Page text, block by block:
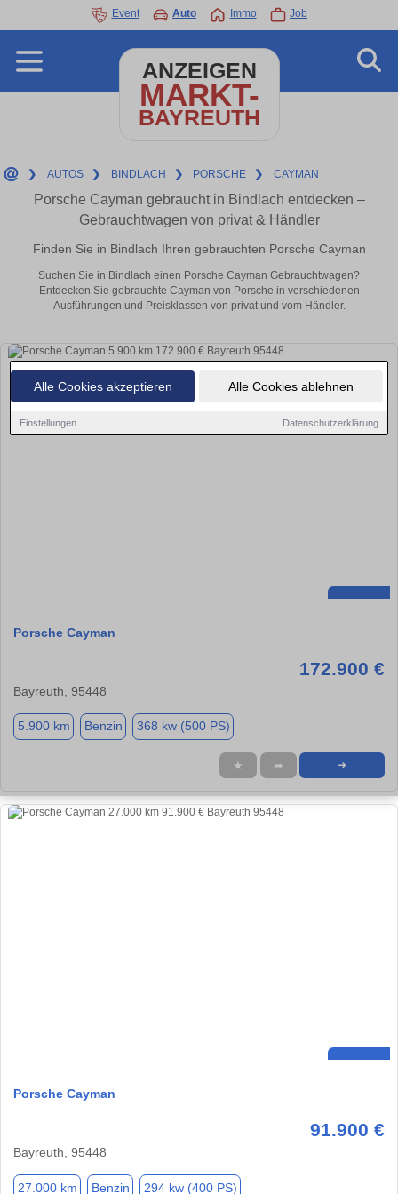
Alle Cookies akzeptieren Alle Cookies ablehnen
Einstellungen Datenschutzerklärung
Event Auto Immo Job
ANZEIGEN
MARKT-
BAYREUTH
❯ AUTOS ❯ BINDLACH ❯ PORSCHE ❯ CAYMAN
Porsche Cayman gebraucht in Bindlach entdecken –
Gebrauchtwagen von privat & Händler
Finden Sie in Bindlach Ihren gebrauchten Porsche Cayman
Suchen Sie in Bindlach einen Porsche Cayman Gebrauchtwagen?
Entdecken Sie gebrauchte Cayman von Porsche in verschiedenen
Ausführungen und Preisklassen von privat und vom Händler.
Porsche Cayman
172.900 €
Bayreuth, 95448
5.900 km Benzin 368 kw (500 PS)
★ ➦ ➜
Porsche Cayman
91.900 €
Bayreuth, 95448
27.000 km Benzin 294 kw (400 PS)